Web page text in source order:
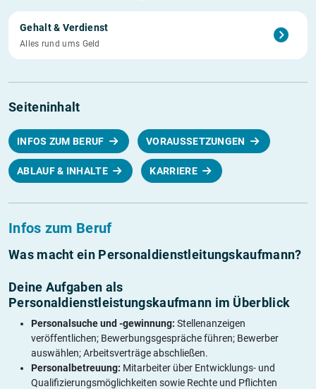
Gehalt & Verdienst
Alles rund ums Geld
Seiteninhalt
INFOS ZUM BERUF VORAUSSETZUNGEN
ABLAUF & INHALTE KARRIERE
Infos zum Beruf
Was macht ein Personaldienstleitungskaufmann?
Deine Aufgaben als
Personaldienstleistungskaufmann im Überblick
Personalsuche und -gewinnung: Stellenanzeigen
veröffentlichen; Bewerbungsgespräche führen; Bewerber
auswählen; Arbeitsverträge abschließen.
Personalbetreuung: Mitarbeiter über Entwicklungs- und
Qualifizierungsmöglichkeiten sowie Rechte und Pflichten